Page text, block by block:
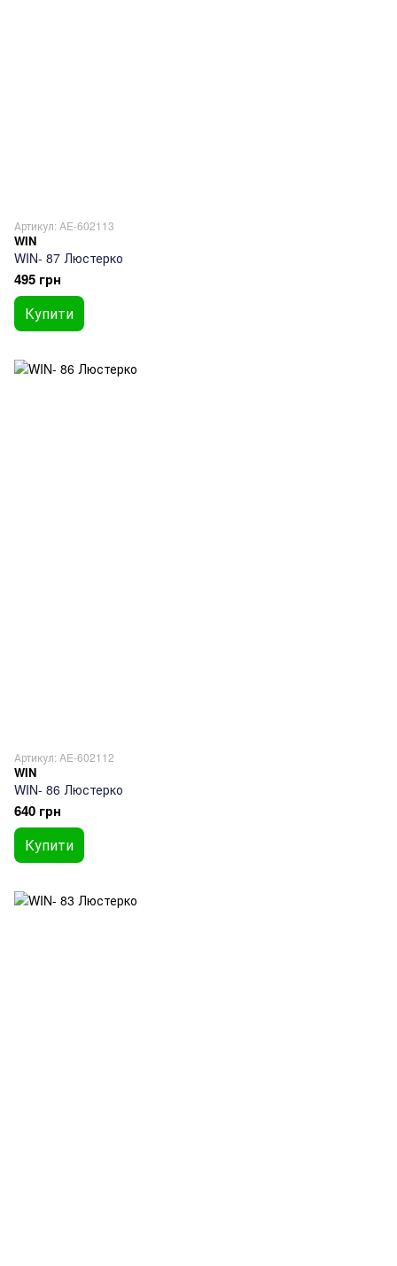
Артикул: AE-602113
WIN
WIN- 87 Люстерко
495 грн
Купити
Артикул: AE-602112
WIN
WIN- 86 Люстерко
640 грн
Купити